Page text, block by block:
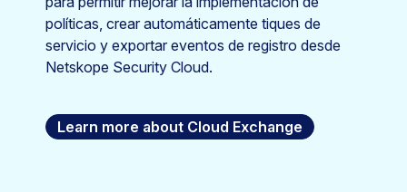
políticas, crear automáticamente tiques de
servicio y exportar eventos de registro desde
Netskope Security Cloud.
Learn more about Cloud Exchange